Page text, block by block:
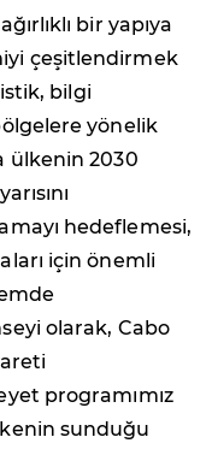
bir yapıya
çeşitlendirmek
bilgi
yönelik
ülkenin 2030
hedeflemesi,
için önemli
olarak, Cabo
programımız
sunduğu